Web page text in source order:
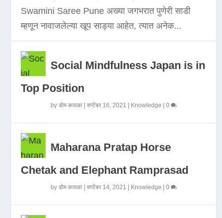
Swamini Saree Pune अख्या जगभरात पुणेरी साडी
म्हणून नावाजलेल्या खूप साड्या आहेत, त्यात अनेक...
Social Mindfulness Japan is in
Top Position
byडोम कावळा |सप्टेंबर 16, 2021 Knowledge |0
Maharana Pratap Horse
Chetak and Elephant Ramprasad
byडोम कावळा |सप्टेंबर 14, 2021 Knowledge |0